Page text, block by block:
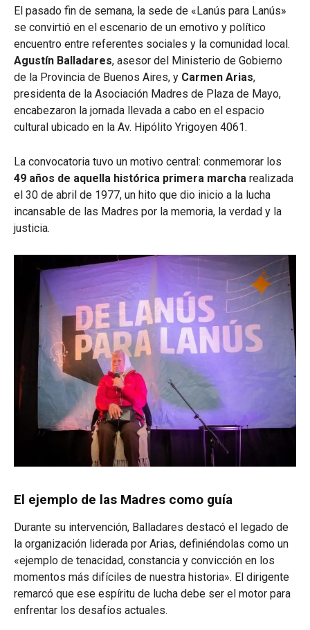
El pasado fin de semana, la sede de «Lanús para Lanús»
se convirtió en el escenario de un emotivo y político
encuentro entre referentes sociales y la comunidad local.
Agustín Balladares, asesor del Ministerio de Gobierno
de la Provincia de Buenos Aires, y Carmen Arias,
presidenta de la Asociación Madres de Plaza de Mayo,
encabezaron la jornada llevada a cabo en el espacio
cultural ubicado en la Av. Hipólito Yrigoyen 4061.
La convocatoria tuvo un motivo central: conmemorar los
49 años de aquella histórica primera marcha realizada
el 30 de abril de 1977, un hito que dio inicio a la lucha
incansable de las Madres por la memoria, la verdad y la
justicia.
El ejemplo de las Madres como guía
Durante su intervención, Balladares destacó el legado de
la organización liderada por Arias, definiéndolas como un
«ejemplo de tenacidad, constancia y convicción en los
momentos más difíciles de nuestra historia». El dirigente
remarcó que ese espíritu de lucha debe ser el motor para
enfrentar los desafíos actuales.